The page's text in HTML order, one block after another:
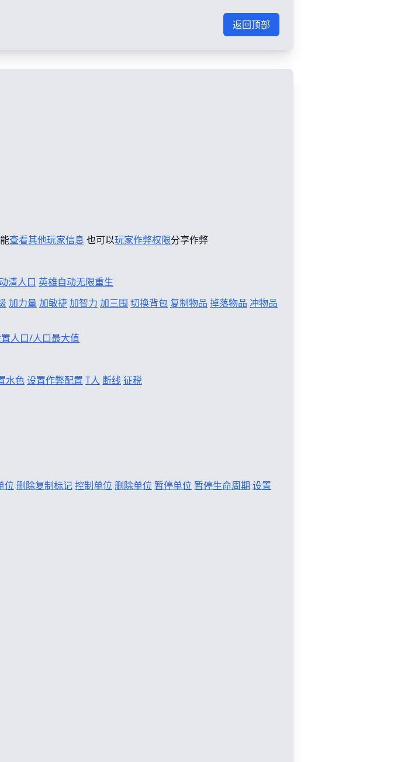
返回顶部
查看其他玩家信息 也可以玩家作弊权限分享作弊
清人口 英雄自动无限重生
加力量 加敏捷加智力 加三围 切换背包 复制物品 掉落物品 冲物品
人口/人口最大值
水色设置作弊配置 T人 断线征税
位 删除复制标记控制单位 删除单位 暂停单位 暂停生命周期 设置